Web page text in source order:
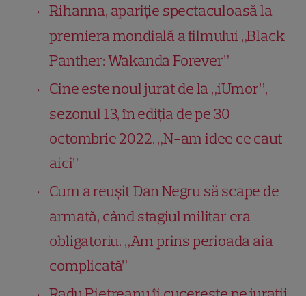
Rihanna, apariție spectaculoasă la
premiera mondială a filmului „Black
Panther: Wakanda Forever”
Cine este noul jurat de la „iUmor”,
sezonul 13, în ediția de pe 30
octombrie 2022. „N-am idee ce caut
aici”
Cum a reușit Dan Negru să scape de
armată, când stagiul militar era
obligatoriu. „Am prins perioada aia
complicată”